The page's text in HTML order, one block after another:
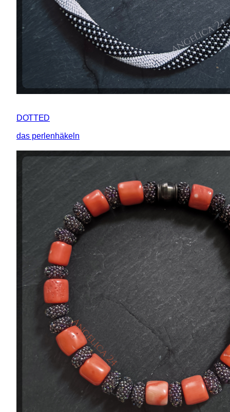
DOTTED
das perlenhäkeln